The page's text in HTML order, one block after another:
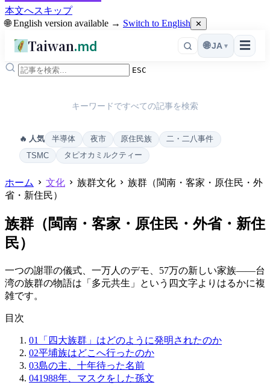
本文へスキップ
🌐 English version available → Switch to English ✕
Taiwan.md ☰
🌐 JA ▾
ESC
キーワードですべての記事を検索
🔥 人気 半導体 夜市 原住民族
二・二八事件
TSMC
タピオカミルクティー
ホーム 文化 族群文化
族群（閩南・客家・原住民・外
省・新住民）
族群（閩南・客家・原住民・外省・新住
民）
一つの謝罪の儀式、一万人のデモ、57万の新しい家族——台
湾の族群の物語は「多元共生」という四文字よりはるかに複
雑です。
目次
01
「四大族群」はどのように発明されたのか
02平埔族はどこへ行ったのか
03島の主、十年待った名前
041988年、マスクをした孫文